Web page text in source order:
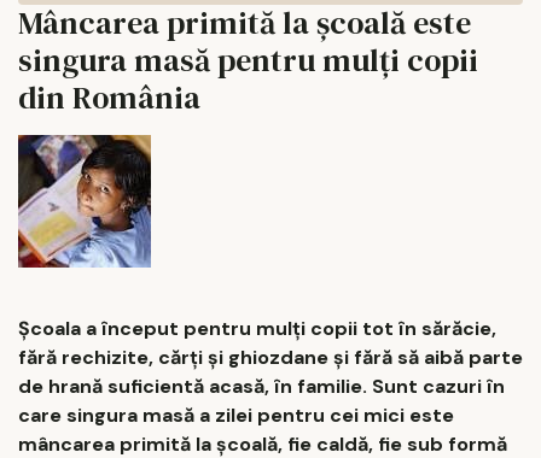
Mâncarea primită la şcoală este
singura masă pentru mulţi copii
din România
Școala a început pentru mulți copii tot în sărăcie,
fără rechizite, cărți și ghiozdane și fără să aibă parte
de hrană suficientă acasă, în familie. Sunt cazuri în
care singura masă a zilei pentru cei mici este
mâncarea primită la școală, fie caldă, fie sub formă